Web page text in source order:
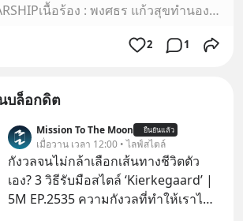
จอมยุทธ์ : P2WARSHIPเนื้อร้อง : พงศธร แก้วสุขทำนอง : พงศธร แก้วสุขเรียบเรียง : คงยศ วงษ์วิกย์กรณ์โปรดิวซ์ : P2WARSHIP(c) 2016 i-poey studio► iTunes : https:/…
2 1
บล็อกดิต
Mission To The Moon ยืนยันแล้ว
เมื่อวาน เวลา 12:00 • ไลฟ์สไตล์
กังวลจนไม่กล้าเลือกเส้นทางชีวิตตัว
เอง? 3 วิธีรับมือสไตล์ ‘Kierkegaard’ |
5M EP.2535 ความกังวลที่ทำให้เราไม่